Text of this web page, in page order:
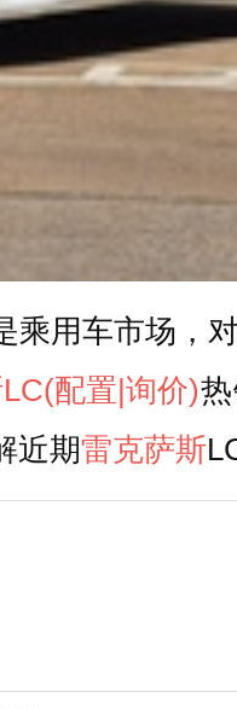
用车市场，
(配置|询价)
近期雷克萨斯